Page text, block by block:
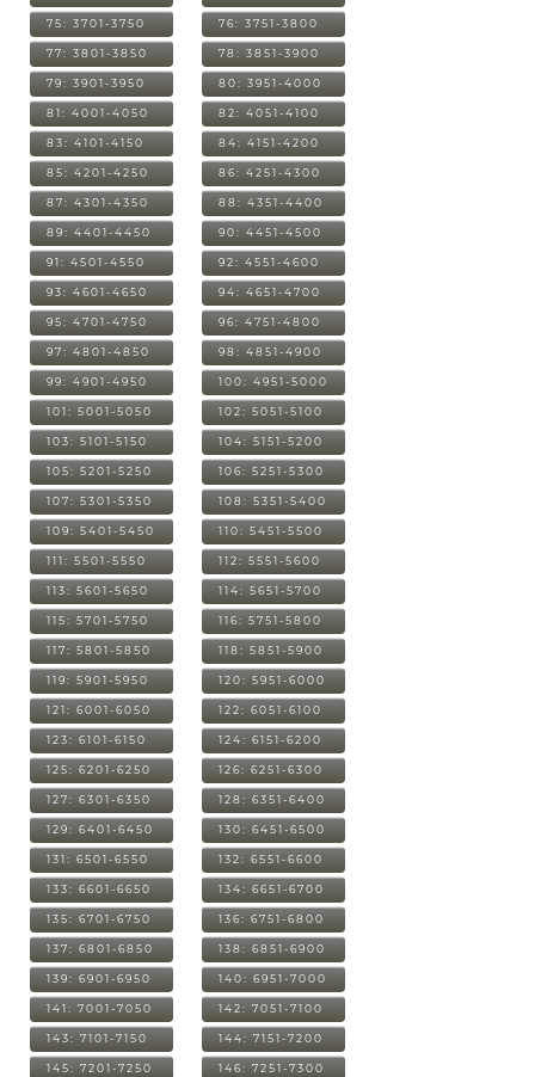
75: 3701-3750 76: 3751-3800
77: 3801-3850 78: 3851-3900
79: 3901-3950 80: 3951-4000
81: 4001-4050 82: 4051-4100
83: 4101-4150 84: 4151-4200
85: 4201-4250 86: 4251-4300
87: 4301-4350 88: 4351-4400
89: 4401-4450 90: 4451-4500
91: 4501-4550 92: 4551-4600
93: 4601-4650 94: 4651-4700
95: 4701-4750 96: 4751-4800
97: 4801-4850 98: 4851-4900
99: 4901-4950 100: 4951-5000
101: 5001-5050 102: 5051-5100
103: 5101-5150 104: 5151-5200
105: 5201-5250 106: 5251-5300
107: 5301-5350 108: 5351-5400
109: 5401-5450 110: 5451-5500
111: 5501-5550 112: 5551-5600
113: 5601-5650 114: 5651-5700
115: 5701-5750 116: 5751-5800
117: 5801-5850 118: 5851-5900
119: 5901-5950 120: 5951-6000
121: 6001-6050 122: 6051-6100
123: 6101-6150 124: 6151-6200
125: 6201-6250 126: 6251-6300
127: 6301-6350 128: 6351-6400
129: 6401-6450 130: 6451-6500
131: 6501-6550 132: 6551-6600
133: 6601-6650 134: 6651-6700
135: 6701-6750 136: 6751-6800
137: 6801-6850 138: 6851-6900
139: 6901-6950 140: 6951-7000
141: 7001-7050 142: 7051-7100
143: 7101-7150 144: 7151-7200
145: 7201-7250 146: 7251-7300